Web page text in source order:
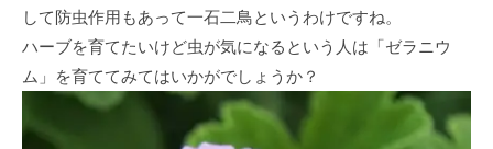
して防虫作用もあって一石二鳥というわけですね。
ハーブを育てたいけど虫が気になるという人は「ゼラニウ
ム」を育ててみてはいかがでしょうか？